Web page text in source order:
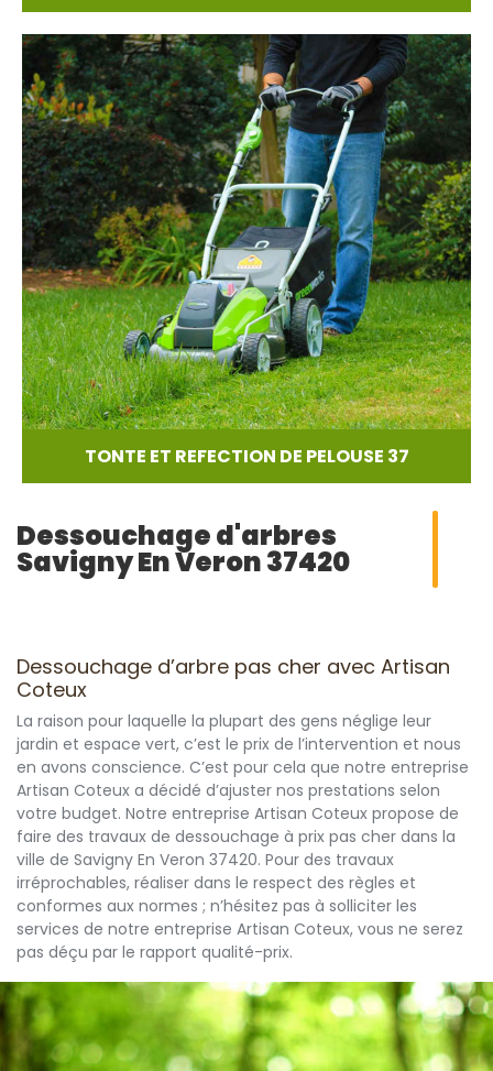
TONTE ET REFECTION DE PELOUSE 37
Dessouchage d'arbres
Savigny En Veron 37420
Dessouchage d’arbre pas cher avec Artisan
Coteux
La raison pour laquelle la plupart des gens néglige leur
jardin et espace vert, c’est le prix de l’intervention et nous
en avons conscience. C’est pour cela que notre entreprise
Artisan Coteux a décidé d’ajuster nos prestations selon
votre budget. Notre entreprise Artisan Coteux propose de
faire des travaux de dessouchage à prix pas cher dans la
ville de Savigny En Veron 37420. Pour des travaux
irréprochables, réaliser dans le respect des règles et
conformes aux normes ; n’hésitez pas à solliciter les
services de notre entreprise Artisan Coteux, vous ne serez
pas déçu par le rapport qualité-prix.